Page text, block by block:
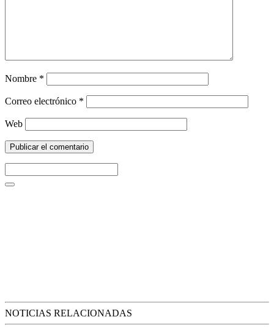
Nombre *
Correo electrónico *
Web
NOTICIAS RELACIONADAS